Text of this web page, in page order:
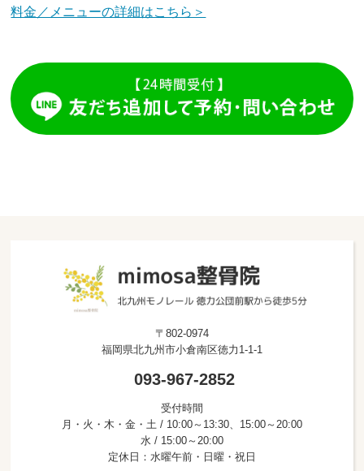
料金／メニューの詳細はこちら＞
〒802-0974
福岡県北九州市小倉南区徳力1-1-1
093-967-2852
受付時間
月・火・木・金・土 / 10:00～13:30、15:00～20:00
水 / 15:00～20:00
定休日：水曜午前・日曜・祝日